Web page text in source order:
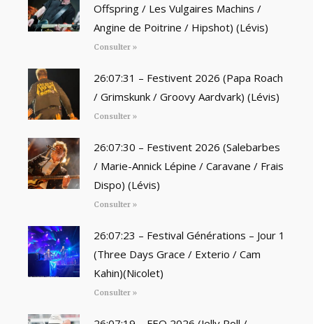
Offspring / Les Vulgaires Machins /
Angine de Poitrine / Hipshot) (Lévis)
Consulter »
26:07:31 – Festivent 2026 (Papa Roach
/ Grimskunk / Groovy Aardvark) (Lévis)
Consulter »
26:07:30 – Festivent 2026 (Salebarbes
/ Marie-Annick Lépine / Caravane / Frais
Dispo) (Lévis)
Consulter »
26:07:23 – Festival Générations – Jour 1
(Three Days Grace / Exterio / Cam
Kahin)(Nicolet)
Consulter »